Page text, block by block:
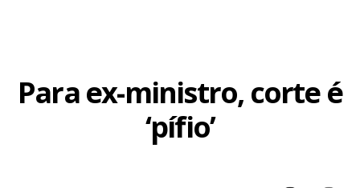
Para ex-ministro, corte é
‘pífio’